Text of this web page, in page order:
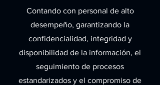
Contando con personal de alto
desempeño, garantizando la
confidencialidad, integridad y
disponibilidad de la información, el
seguimiento de procesos
estandarizados y el compromiso de